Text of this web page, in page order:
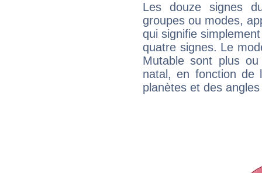
Les douze signes
groupes ou modes,
qui signifie
quatre signes. Le
Mutable sont plus
natal, en fonction de
planètes et des